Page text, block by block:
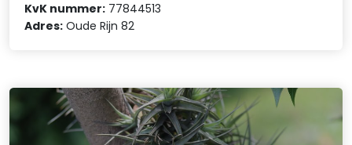
KvK nummer: 77844513
Adres: Oude Rijn 82